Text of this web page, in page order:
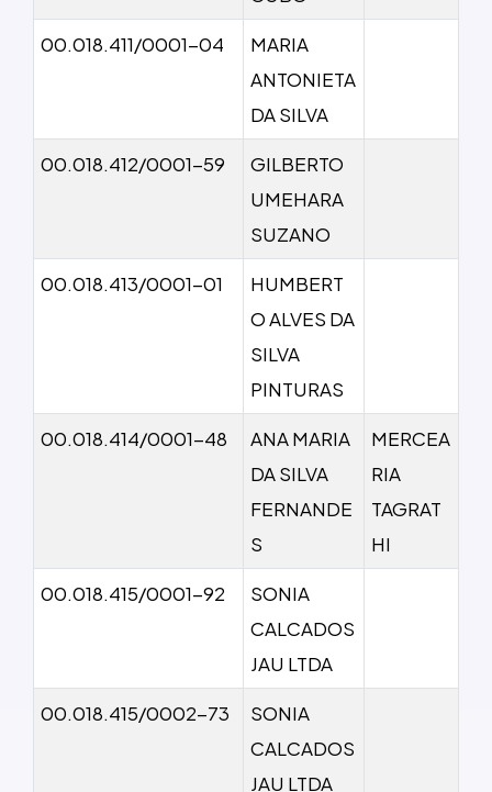
00.018.411/0001-04
MARIA
ANTONIETA
DA SILVA
00.018.412/0001-59
GILBERTO
UMEHARA
SUZANO
00.018.413/0001-01
HUMBERT
O ALVES DA
SILVA
PINTURAS
00.018.414/0001-48
ANA MARIA
DA SILVA
FERNANDE
S
MERCEA
RIA
TAGRAT
HI
00.018.415/0001-92
SONIA
CALCADOS
JAU LTDA
00.018.415/0002-73
SONIA
CALCADOS
JAU LTDA